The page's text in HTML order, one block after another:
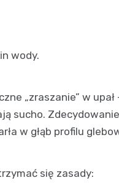
wody.
„zraszanie” w
sucho.
w głąb profilu
się zasady: